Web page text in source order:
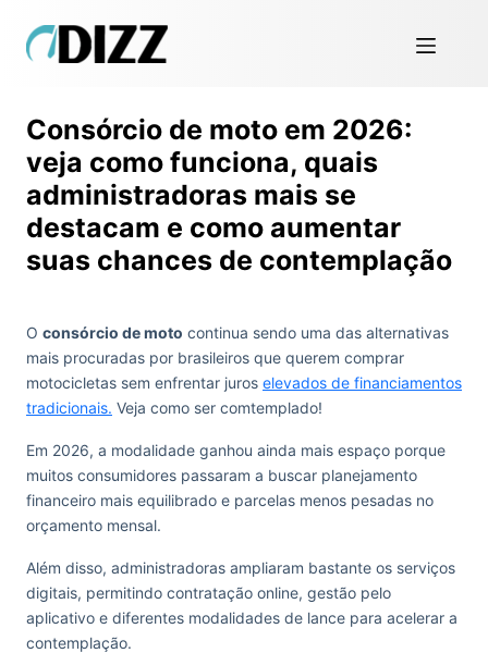
Consórcio de moto em 2026:
veja como funciona, quais
administradoras mais se
destacam e como aumentar
suas chances de contemplação
O consórcio de moto continua sendo uma das alternativas
mais procuradas por brasileiros que querem comprar
motocicletas sem enfrentar juros elevados de financiamentos
tradicionais. Veja como ser comtemplado!
Em 2026, a modalidade ganhou ainda mais espaço porque
muitos consumidores passaram a buscar planejamento
financeiro mais equilibrado e parcelas menos pesadas no
orçamento mensal.
Além disso, administradoras ampliaram bastante os serviços
digitais, permitindo contratação online, gestão pelo
aplicativo e diferentes modalidades de lance para acelerar a
contemplação.